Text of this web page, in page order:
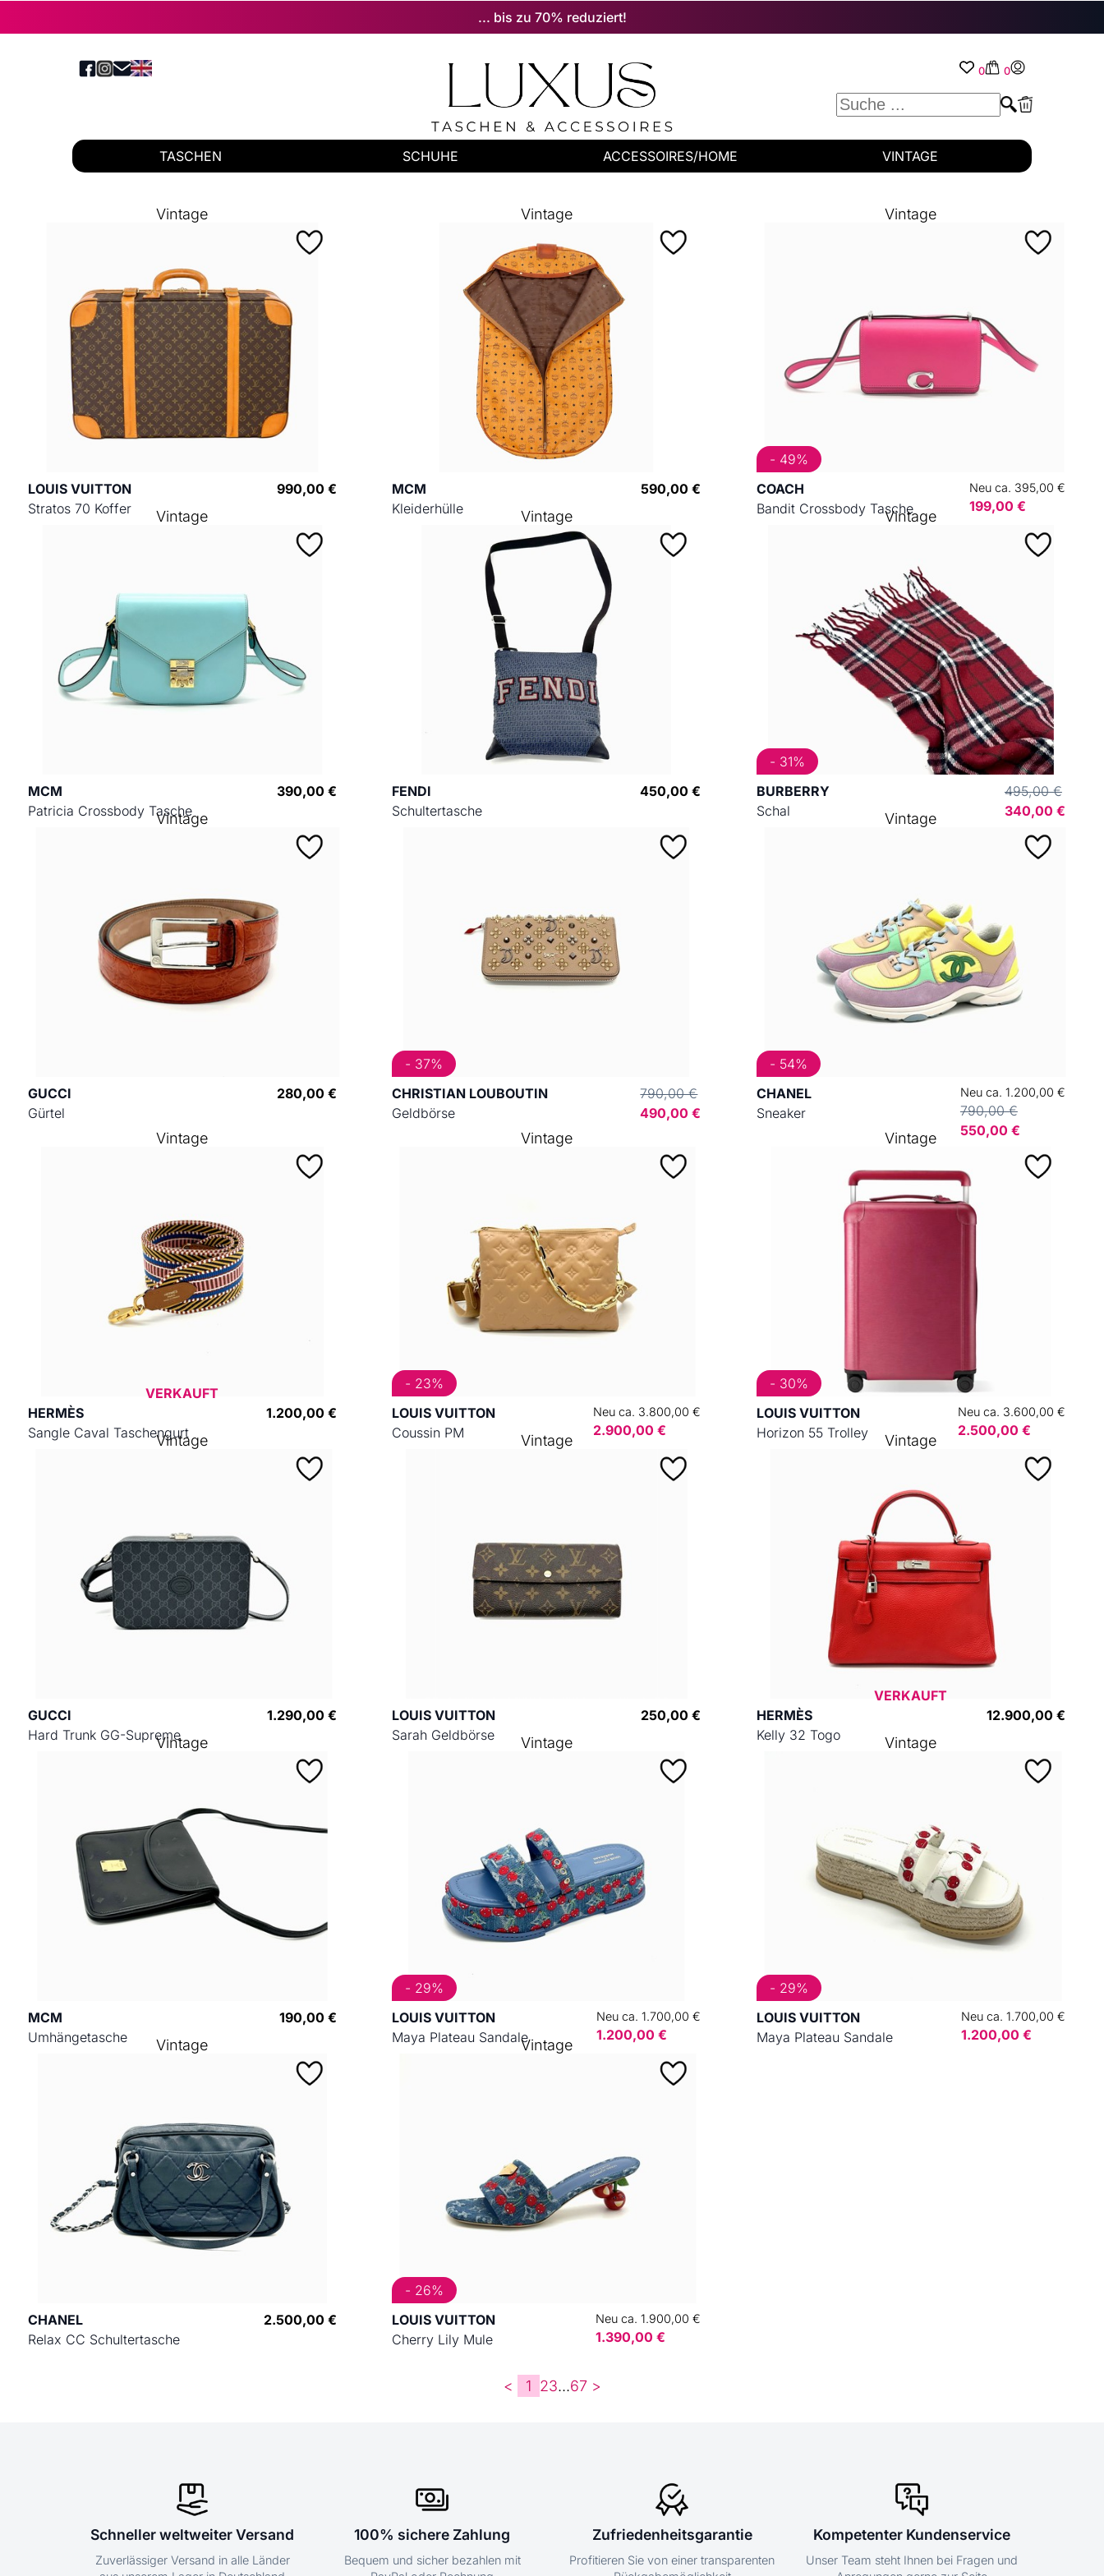
... bis zu 70% reduziert!
0 0
TASCHEN SCHUHE ACCESSOIRES/HOME VINTAGE
LOUIS VUITTON
Stratos 70 Koffer
990,00 €
Vintage
MCM
Kleiderhülle
590,00 €
Vintage
COACH
Bandit Crossbody Tasche
Neu ca. 395,00 €
199,00 €
- 49%
Vintage
MCM
Patricia Crossbody Tasche
390,00 €
Vintage
FENDI
Schultertasche
450,00 €
Vintage
BURBERRY
Schal
495,00 €
340,00 €
- 31%
Vintage
GUCCI
Gürtel
280,00 €
Vintage
CHRISTIAN LOUBOUTIN
Geldbörse
790,00 €
490,00 €
- 37%
CHANEL
Sneaker
Neu ca. 1.200,00 €
790,00 €
550,00 €
- 54%
Vintage
HERMÈS
Sangle Caval Taschengurt
1.200,00 €
VERKAUFT
Vintage
LOUIS VUITTON
Coussin PM
Neu ca. 3.800,00 €
2.900,00 €
- 23%
Vintage
LOUIS VUITTON
Horizon 55 Trolley
Neu ca. 3.600,00 €
2.500,00 €
- 30%
Vintage
GUCCI
Hard Trunk GG-Supreme
1.290,00 €
Vintage
LOUIS VUITTON
Sarah Geldbörse
250,00 €
Vintage
HERMÈS
Kelly 32 Togo
12.900,00 €
VERKAUFT
Vintage
MCM
Umhängetasche
190,00 €
Vintage
LOUIS VUITTON
Maya Plateau Sandale
Neu ca. 1.700,00 €
1.200,00 €
- 29%
Vintage
LOUIS VUITTON
Maya Plateau Sandale
Neu ca. 1.700,00 €
1.200,00 €
- 29%
Vintage
CHANEL
Relax CC Schultertasche
2.500,00 €
Vintage
LOUIS VUITTON
Cherry Lily Mule
Neu ca. 1.900,00 €
1.390,00 €
- 26%
Vintage
< 1 23...67>
Schneller weltweiter Versand
Zuverlässiger Versand in alle Länder
100% sichere Zahlung
Bequem und sicher bezahlen mit
Zufriedenheitsgarantie
Profitieren Sie von einer transparenten
Kompetenter Kundenservice
Unser Team steht Ihnen bei Fragen und